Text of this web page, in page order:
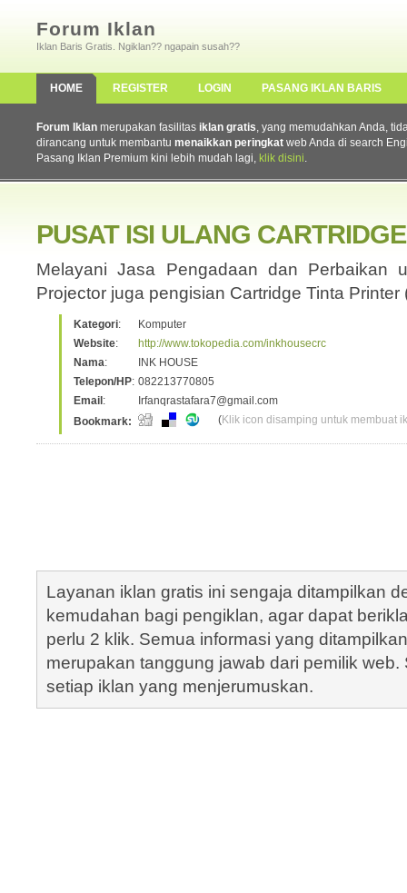
Forum Iklan
Iklan Baris Gratis. Ngiklan?? ngapain susah??
HOME REGISTER LOGIN PASANG IKLAN BARIS
Forum Iklan merupakan fasilitas iklan gratis, yang memudahkan Anda,
dirancang untuk membantu menaikkan peringkat web Anda di search
Pasang Iklan Premium kini lebih mudah lagi, klik disini.
PUSAT ISI ULANG
Melayani Jasa Pengadaan dan Perbaikan
Projector juga pengisian Cartridge Tinta
Kategori:
Komputer
Website:
http://www.tokopedia.com/inkhousecrc
Nama:
INK HOUSE
Telepon/HP: 082213770805
Email :
Irfanqrastafara7@gmail.com
Bookmark:
(Klik icon disamping untuk membuat
Layanan iklan gratis ini sengaja ditampilkan
kemudahan bagi pengiklan, agar dapat
perlu 2 klik. Semua informasi yang
merupakan tanggung jawab dari pemilik
setiap iklan yang menjerumuskan.